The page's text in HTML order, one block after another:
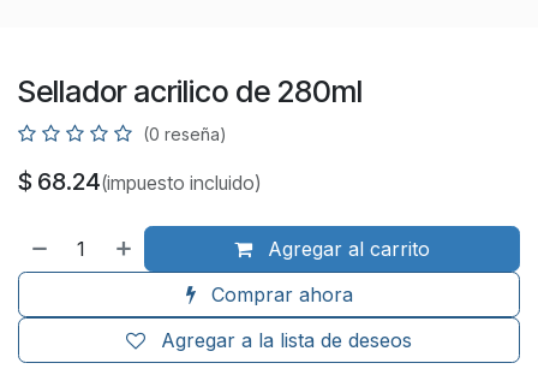
Sellador acrilico de 280ml
(0 reseña)
$ 68.24(impuesto incluido)
Agregar al carrito
Comprar ahora
Agregar a la lista de deseos